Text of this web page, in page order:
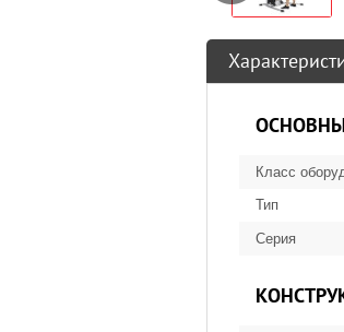
Prev
Класс
Тип
Серия